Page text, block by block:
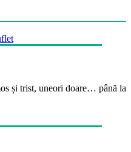
și trist, uneori doare… până la